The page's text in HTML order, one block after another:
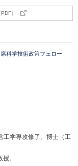
）
科学技術政策フェロー
工学専攻修了。博士（工
。